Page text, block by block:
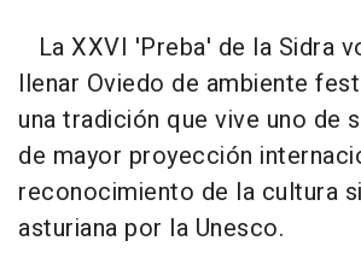
La XXVI 'Preba' de la Sidra
llenar Oviedo de ambiente
una tradición que vive uno de
de mayor proyección
reconocimiento de la cultura
asturiana por la Unesco.